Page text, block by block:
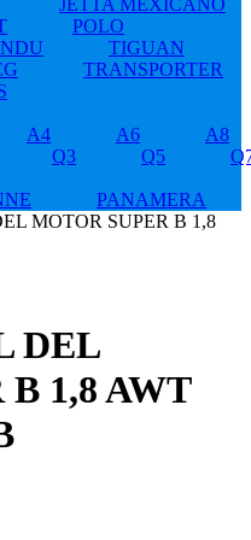
JETTA MEXICANO
POLO
TIGUAN
TRANSPORTER
A4 A6
A8
Q3 Q5
PANAMERA
MOTOR SUPER B 1,8
DEL
1,8 AWT